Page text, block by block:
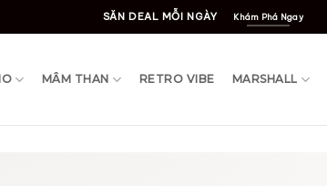
SĂN DEAL MỖI NGÀY Khám Phá Ngay
MÂM THAN RETRO VIBE MARSHALL